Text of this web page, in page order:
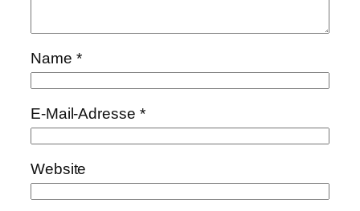
Name *
E-Mail-Adresse *
Website